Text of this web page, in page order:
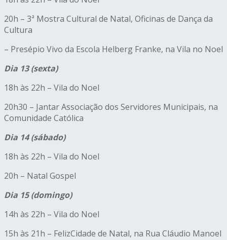
20h – 3ª Mostra Cultural de Natal, Oficinas de Dança da
Cultura
– Presépio Vivo da Escola Helberg Franke, na Vila no Noel
Dia 13 (sexta)
18h às 22h – Vila do Noel
20h30 – Jantar Associação dos Servidores Municipais, na
Comunidade Católica
Dia 14 (sábado)
18h às 22h – Vila do Noel
20h – Natal Gospel
Dia 15 (domingo)
14h às 22h – Vila do Noel
15h às 21h – FelizCidade de Natal, na Rua Cláudio Manoel